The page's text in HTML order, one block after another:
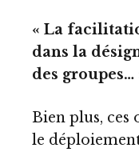
« La
dans la
des groupes…
Bien plus, ces
le